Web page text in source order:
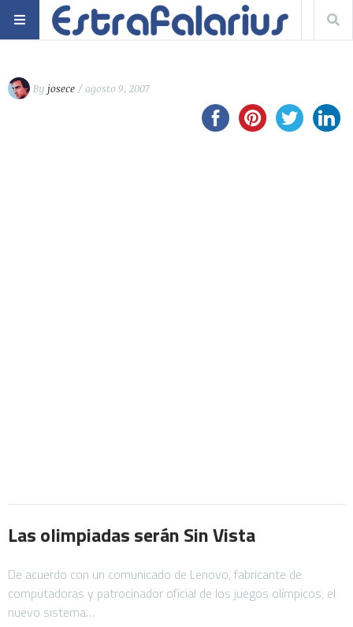
By josece / agosto 9, 2007
Las olimpiadas serán Sin Vista
De acuerdo con un comunicado de Lenovo, fabricante de
computadoras y patrocinador oficial de los juegos olímpicos, el
nuevo sistema…